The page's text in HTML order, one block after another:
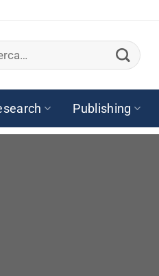
Publishing